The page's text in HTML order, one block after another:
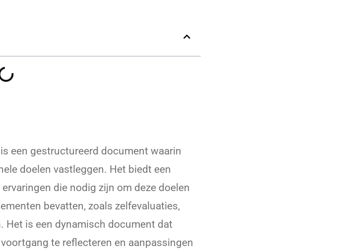
een gestructureerd document waarin
doelen vastleggen. Het biedt een
die nodig zijn om deze doelen
bevatten, zoals zelfevaluaties,
Het is een dynamisch document dat
te reflecteren en aanpassingen